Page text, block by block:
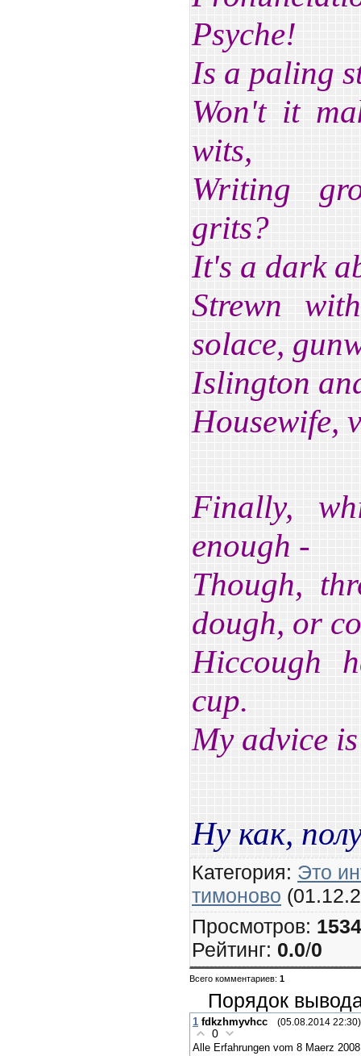
Psyche!
Is a paling
Won't it
wits,
Writing
grits?
It's a dark
Strewn
solace,
Islington
Housewife,
Finally,
enough -
Though,
dough, or
Hiccough
cup.
My advice
Ну как,
Категория: Это
тимоново
Просмотров:
Рейтинг: 0.0/0
Всего комментариев: 1
Порядок
1 fdkzhmyvhcc (05.08.2014 22:30)
0
Alle Erfahrungen vom 8 Maerz 2008